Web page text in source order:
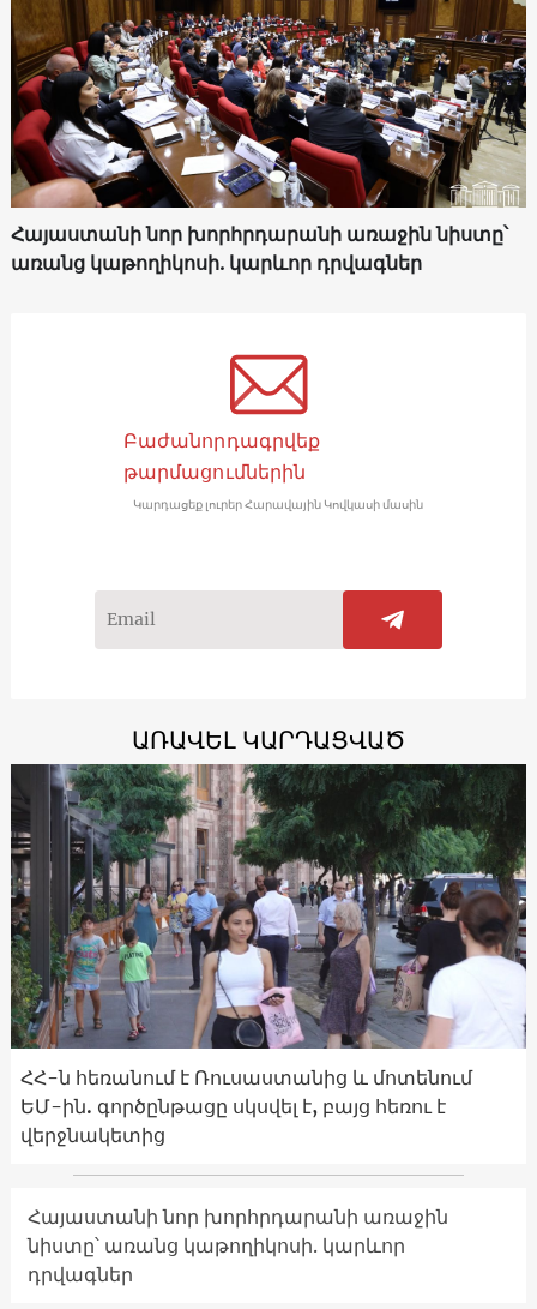
Հայաստանի նոր խորհրդարանի առաջին նիստը՝
առանց կաթողիկոսի. կարևոր դրվագներ
Բաժանորդագրվեք
թարմացումներին
Կարդացեք լուրեր Հարավային Կովկասի մասին
ԱՌԱՎԵԼ ԿԱՐԴԱՑՎԱԾ
ՀՀ-ն հեռանում է Ռուսաստանից և մոտենում
ԵՄ-ին. գործընթացը սկսվել է, բայց հեռու է
վերջնակետից
Հայաստանի նոր խորհրդարանի առաջին
նիստը՝ առանց կաթողիկոսի. կարևոր
դրվագներ